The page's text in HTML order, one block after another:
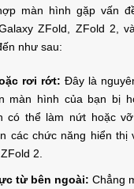
màn hình gặp vấn
ZFold, ZFold 2,
như sau:
rơi rớt: Đây là
màn hình của bạn bị
có thể làm nứt hoặc
các chức năng hiển thị
2.
từ bên ngoài: Chẳng